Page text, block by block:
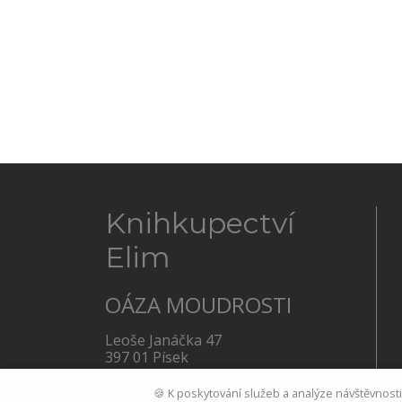
Knihkupectví
Elim
OÁZA MOUDROSTI
Leoše Janáčka 47
397 01 Písek
Po - Pá: 8:00 – 17:30 hodin
🍪 K poskytování služeb a analýze